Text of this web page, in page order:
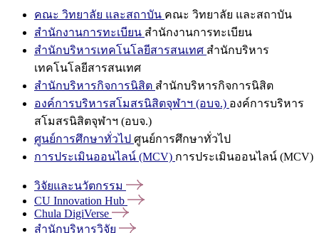
คณะ วิทยาลัย และสถาบัน คณะ วิทยาลัย และสถาบัน
สำนักงานการทะเบียน สำนักงานการทะเบียน
สำนักบริหารเทคโนโลยีสารสนเทศ สำนักบริหาร
เทคโนโลยีสารสนเทศ
สำนักบริหารกิจการนิสิต สำนักบริหารกิจการนิสิต
องค์การบริหารสโมสรนิสิตจุฬาฯ (อบจ.) องค์การบริหาร
สโมสรนิสิตจุฬาฯ (อบจ.)
ศูนย์การศึกษาทั่วไป ศูนย์การศึกษาทั่วไป
การประเมินออนไลน์ (MCV) การประเมินออนไลน์ (MCV)
วิจัยและนวัตกรรม
CU Innovation Hub
Chula DigiVerse
สำนักบริหารวิจัย